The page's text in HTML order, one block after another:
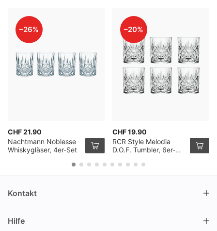
–26%
CHF 21.90
Nachtmann Noblesse
Whiskygläser, 4er-Set
–20%
CHF 19.90
RCR Style Melodia
D.O.F. Tumbler, 6er-
Kontakt
Nüschelerstrasse 35
Hilfe